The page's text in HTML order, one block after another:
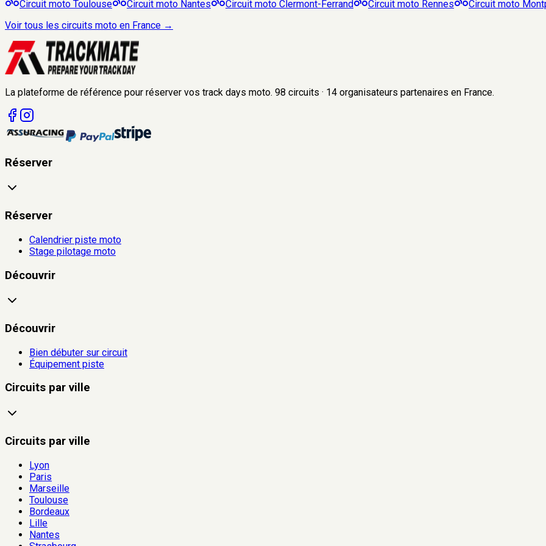
Circuit moto Toulouse Circuit moto Nantes Circuit moto Clermont-Ferrand Circuit moto Rennes Circuit moto
Voir tous les circuits moto en France →
La plateforme de référence pour réserver vos track days moto. 98 circuits · 14 organisateurs partenaires en France.
Réserver
Réserver
Calendrier piste moto
Stage pilotage moto
Découvrir
Découvrir
Bien débuter sur circuit
Équipement piste
Circuits par ville
Circuits par ville
Lyon
Paris
Marseille
Toulouse
Bordeaux
Lille
Nantes